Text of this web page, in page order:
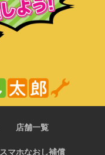
店舗一覧
スマホなおし補償